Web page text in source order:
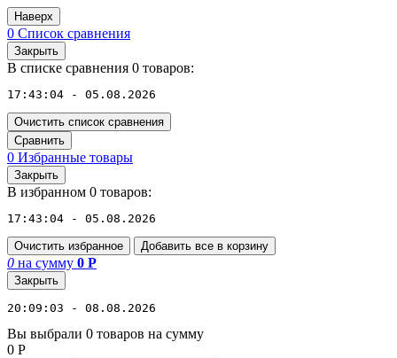
Наверх
0 Список сравнения
Закрыть
В списке сравнения 0 товаров:
17:43:04 - 05.08.2026
Очистить список сравнения
Сравнить
0 Избранные товары
Закрыть
В избранном 0 товаров:
17:43:04 - 05.08.2026
Очистить избранное Добавить все в корзину
0 на сумму 0 Р
Закрыть
20:09:03 - 08.08.2026
Вы выбрали 0 товаров на сумму
0 Р